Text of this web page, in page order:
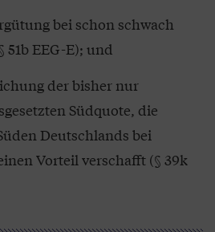
bei schon schwach
51b EEG-E); und
der bisher nur
Südquote, die
Deutschlands bei
Vorteil verschafft (§ 39k